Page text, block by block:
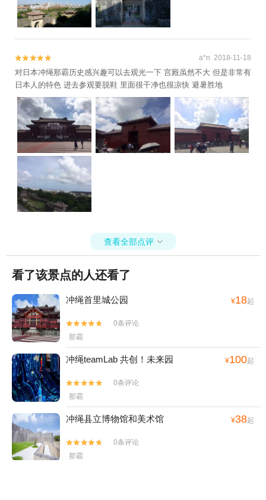

 a*n 2018-11-18
对日本冲绳那霸历史感兴趣可以去观光一下 宫殿虽然不大 但是非常有
日本人的特色 进去参观要脱鞋 里面很干净也很凉快 避暑胜地
查看全部点评 
看了该景点的人还看了
冲绳首里城公园 ¥18起


0条评论
那霸
冲绳teamLab 共创！未来园 ¥100起


0条评论
那霸
冲绳县立博物馆和美术馆 ¥38起


0条评论
那霸